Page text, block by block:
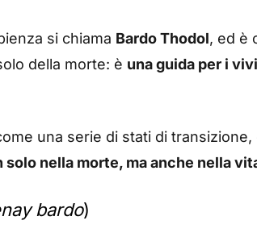
si chiama Bardo Thodol, ed è
della morte: è una guida per i
una serie di stati di transizione,
solo nella morte, ma anche nella
bardo)